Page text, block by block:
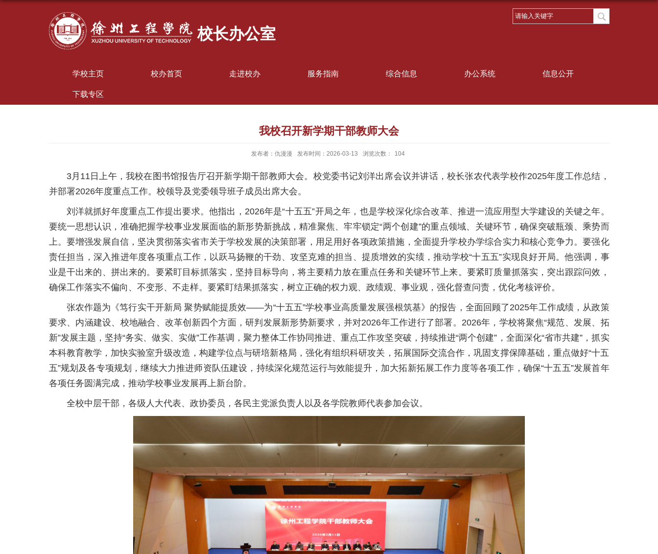
校长办公室
学校主页 校办首页 走进校办 服务指南 综合信息 办公系统 信息公开
下载专区
我校召开新学期干部教师大会
发布者：仇漫漫 发布时间：2026-03-13 浏览次数： 104
3月11日上午，我校在图书馆报告厅召开新学期干部教师大会。校党委书记刘洋出席会议并讲话，校长张农代表学校作2025年度工作总结，
并部署2026年度重点工作。校领导及党委领导班子成员出席大会。
刘洋就抓好年度重点工作提出要求。他指出，2026年是“十五五”开局之年，也是学校深化综合改革、推进一流应用型大学建设的关键之年。
要统一思想认识，准确把握学校事业发展面临的新形势新挑战，精准聚焦、牢牢锁定“两个创建”的重点领域、关键环节，确保突破瓶颈、乘势而
上。要增强发展自信，坚决贯彻落实省市关于学校发展的决策部署，用足用好各项政策措施，全面提升学校办学综合实力和核心竞争力。要强化
责任担当，深入推进年度各项重点工作，以跃马扬鞭的干劲、攻坚克难的担当、提质增效的实绩，推动学校“十五五”实现良好开局。他强调，事
业是干出来的、拼出来的。要紧盯目标抓落实，坚持目标导向，将主要精力放在重点任务和关键环节上来。要紧盯质量抓落实，突出跟踪问效，
确保工作落实不偏向、不变形、不走样。要紧盯结果抓落实，树立正确的权力观、政绩观、事业观，强化督查问责，优化考核评价。
张农作题为《笃行实干开新局 聚势赋能提质效——为“十五五”学校事业高质量发展强根筑基》的报告，全面回顾了2025年工作成绩，从政策
要求、内涵建设、校地融合、改革创新四个方面，研判发展新形势新要求，并对2026年工作进行了部署。2026年，学校将聚焦“规范、发展、拓
新”发展主题，坚持“务实、做实、实做”工作基调，聚力整体工作协同推进、重点工作攻坚突破，持续推进“两个创建”，全面深化“省市共建”，抓实
本科教育教学，加快实验室升级改造，构建学位点与研培新格局，强化有组织科研攻关，拓展国际交流合作，巩固支撑保障基础，重点做好“十五
五”规划及各专项规划，继续大力推进师资队伍建设，持续深化规范运行与效能提升，加大拓新拓展工作力度等各项工作，确保“十五五”发展首年
各项任务圆满完成，推动学校事业发展再上新台阶。
全校中层干部，各级人大代表、政协委员，各民主党派负责人以及各学院教师代表参加会议。